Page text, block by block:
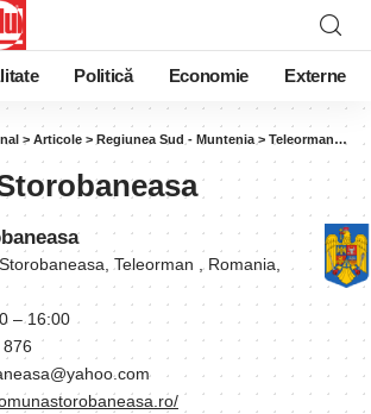
Politică Economie Externe
> Articole > Regiunea Sud - Muntenia > Teleorman>
Teleorman , Romania,
– 16:00